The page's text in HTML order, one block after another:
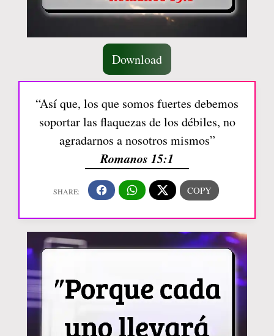
Download
“Así que, los que somos fuertes debemos
soportar las flaquezas de los débiles, no
agradarnos a nosotros mismos”
Romanos 15:1